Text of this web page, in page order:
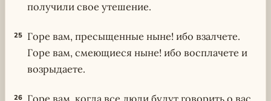
получили свое утешение.
25 Горе вам, пресыщенные ныне! ибо взалчете.
Горе вам, смеющиеся ныне! ибо восплачете и
возрыдаете.
26 Горе вам, когда все люди будут говорить о вас